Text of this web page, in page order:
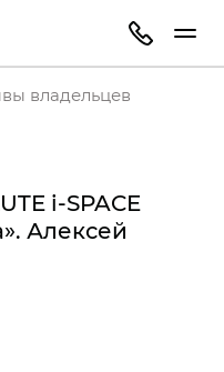
владельцев
i‑SPACE
Алексей